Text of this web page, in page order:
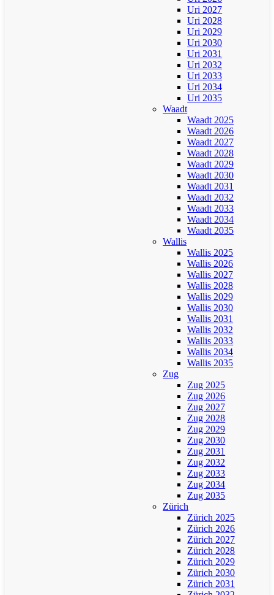
Uri 2027
Uri 2028
Uri 2029
Uri 2030
Uri 2031
Uri 2032
Uri 2033
Uri 2034
Uri 2035
Waadt
Waadt 2025
Waadt 2026
Waadt 2027
Waadt 2028
Waadt 2029
Waadt 2030
Waadt 2031
Waadt 2032
Waadt 2033
Waadt 2034
Waadt 2035
Wallis
Wallis 2025
Wallis 2026
Wallis 2027
Wallis 2028
Wallis 2029
Wallis 2030
Wallis 2031
Wallis 2032
Wallis 2033
Wallis 2034
Wallis 2035
Zug
Zug 2025
Zug 2026
Zug 2027
Zug 2028
Zug 2029
Zug 2030
Zug 2031
Zug 2032
Zug 2033
Zug 2034
Zug 2035
Zürich
Zürich 2025
Zürich 2026
Zürich 2027
Zürich 2028
Zürich 2029
Zürich 2030
Zürich 2031